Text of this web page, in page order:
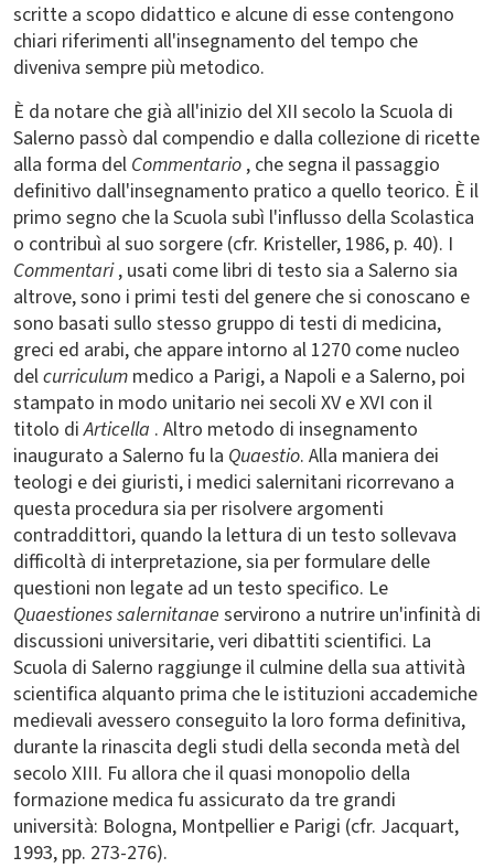
scritte a scopo didattico e alcune di esse contengono
chiari riferimenti all'insegnamento del tempo che
diveniva sempre più metodico.
È da notare che già all'inizio del XII secolo la Scuola di
Salerno passò dal compendio e dalla collezione di ricette
alla forma del Commentario , che segna il passaggio
definitivo dall'insegnamento pratico a quello teorico. È il
primo segno che la Scuola subì l'influsso della Scolastica
o contribuì al suo sorgere (cfr. Kristeller, 1986, p. 40). I
Commentari, usati come libri di testo sia a Salerno sia
altrove, sono i primi testi del genere che si conoscano e
sono basati sullo stesso gruppo di testi di medicina,
greci ed arabi, che appare intorno al 1270 come nucleo
delcurriculum medico a Parigi, a Napoli e a Salerno, poi
stampato in modo unitario nei secoli XV e XVI con il
titolo diArticella . Altro metodo di insegnamento
inaugurato a Salerno fu la Quaestio. Alla maniera dei
teologi e dei giuristi, i medici salernitani ricorrevano a
questa procedura sia per risolvere argomenti
contraddittori, quando la lettura di un testo sollevava
difficoltà di interpretazione, sia per formulare delle
questioni non legate ad un testo specifico. Le
Quaestiones salernitanae servirono a nutrire un'infinità di
discussioni universitarie, veri dibattiti scientifici. La
Scuola di Salerno raggiunge il culmine della sua attività
scientifica alquanto prima che le istituzioni accademiche
medievali avessero conseguito la loro forma definitiva,
durante la rinascita degli studi della seconda metà del
secolo XIII. Fu allora che il quasi monopolio della
formazione medica fu assicurato da tre grandi
università: Bologna, Montpellier e Parigi (cfr. Jacquart,
1993, pp. 273-276).